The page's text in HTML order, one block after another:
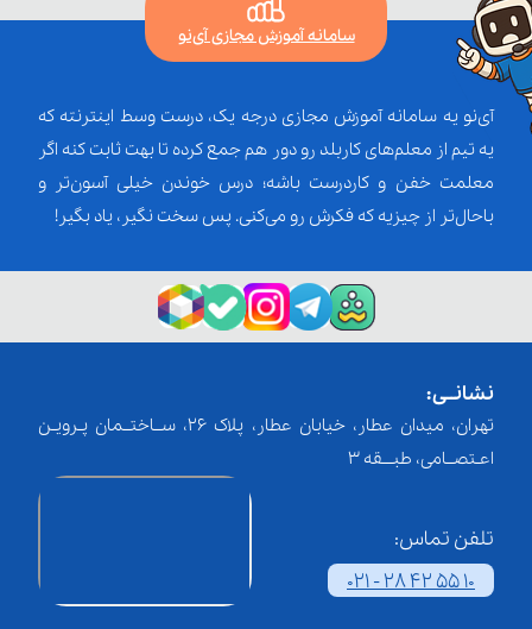
سامانه آموزش مجازی آی‌نو
آی‌نو یه سامانه آموزش مجازی درجه یک، درست وسط اینترنته که
یه تیم از معلم‌‌های کاربلد رو دور هم جمع کرده تا بهت ثابت کنه اگر
معلمت خفن و کاردرست باشه؛ درس خوندن خیلی آسون‌تر و
باحال‌تر از چیزیه که فکرش رو می‌کنی. پس سخت نگیر، یاد بگیر!
نشانــی:
تهران، میدان عطار، خیابان عطار، پلاک 26، ســاختــمان پـرویـن
اعـتصــامی، طبـــقه 3
تلفن تماس:
021 - 28 42 55 10